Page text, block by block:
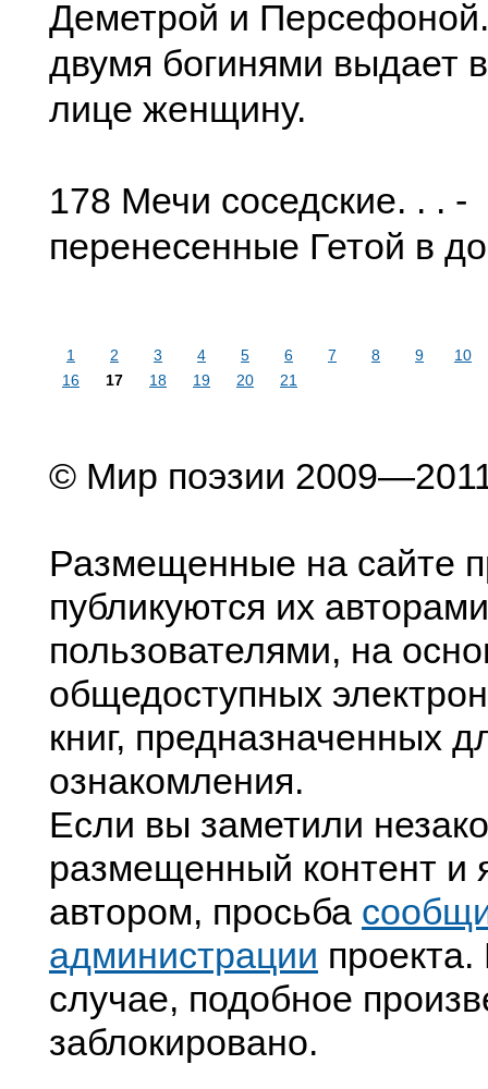
Деметрой и
двумя богинями выдает
лице женщину.
178 Мечи соседские. . . -
перенесенные Гетой в
1 2 3 4 5 6 7 8 9
10
16
17 18 19 20 21
© Мир поэзии
Размещенные на сайте
публикуются их
пользователями, на
общедоступных
книг, предназначенных
ознакомления.
Если вы заметили
размещенный контент и
автором, просьба
администрации
случае, подобное
заблокировано.